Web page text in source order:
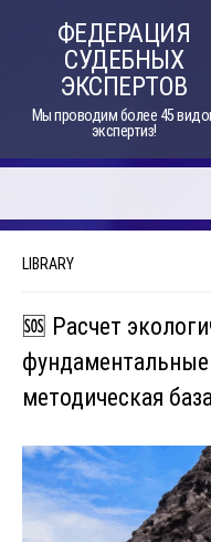
ФЕДЕРАЦИЯ
СУДЕБНЫХ
ЭКСПЕРТОВ
Мы проводим более 45
экспертиз!
LIBRARY
🆘 Расчет
методическая база